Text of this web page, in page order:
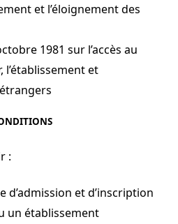
et l’éloignement des
1981 sur l’accès au
et
:
d’admission et d’inscription
un établissement